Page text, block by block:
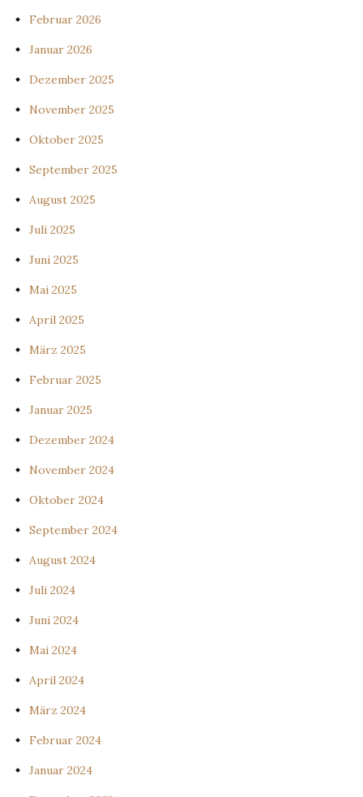
Februar 2026
Januar 2026
Dezember 2025
November 2025
Oktober 2025
September 2025
August 2025
Juli 2025
Juni 2025
Mai 2025
April 2025
März 2025
Februar 2025
Januar 2025
Dezember 2024
November 2024
Oktober 2024
September 2024
August 2024
Juli 2024
Juni 2024
Mai 2024
April 2024
März 2024
Februar 2024
Januar 2024